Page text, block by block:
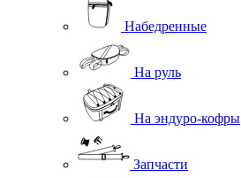
Набедренные
На руль
На эндуро-кофры
Запчасти